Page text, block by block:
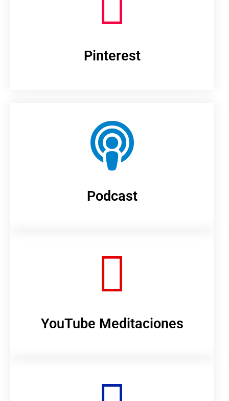
Pinterest
Podcast
YouTube Meditaciones